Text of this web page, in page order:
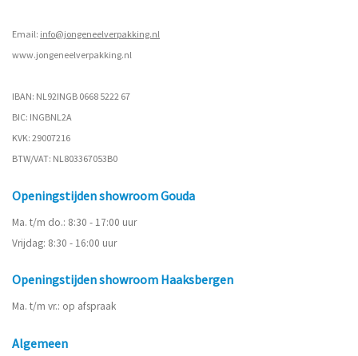
Email: info@jongeneelverpakking.nl
www.jongeneelverpakking.nl
IBAN: NL92INGB 0668 5222 67
BIC: INGBNL2A
KVK: 29007216
BTW/VAT: NL803367053B0
Openingstijden showroom Gouda
Ma. t/m do.: 8:30 - 17:00 uur
Vrijdag: 8:30 - 16:00 uur
Openingstijden showroom Haaksbergen
Ma. t/m vr.: op afspraak
Algemeen